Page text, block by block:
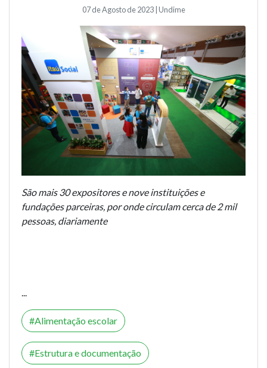
07 de Agosto de 2023 | Undime
São mais 30 expositores e nove instituições e
fundações parceiras, por onde circulam cerca de 2 mil
pessoas, diariamente
...
Alimentação escolar
Estrutura e documentação